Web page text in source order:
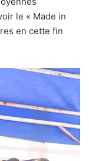
le « Made in
en cette fin